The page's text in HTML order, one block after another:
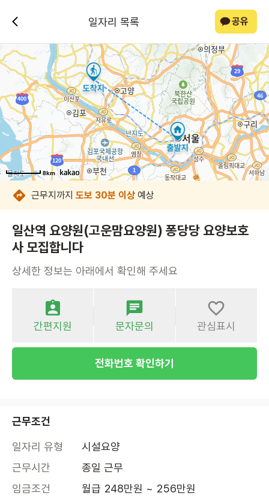
일자리 목록 공유
8km
8km
8km
8km
8km
8km
8km
8km
근무지까지 도보 30분 이상 예상
일산역 요양원(고운맘요양원) 퐁당당 요양보호
사 모집합니다
상세한 정보는 아래에서 확인해 주세요
간편지원 문자문의 관심표시
전화번호 확인하기
근무조건
일자리 유형
시설요양
근무시간
종일 근무
임금조건
월급 248만원 ~ 256만원